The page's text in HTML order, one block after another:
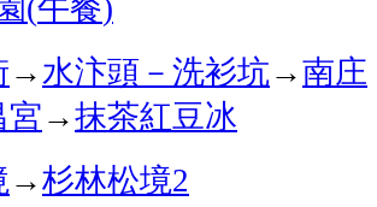
( )
→水汴頭－洗衫坑→南庄
宮→抹茶紅豆冰
→杉林松境2